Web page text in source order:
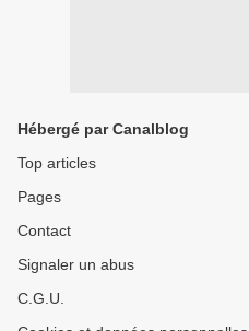
Hébergé par Canalblog
Top articles
Pages
Contact
Signaler un abus
C.G.U.